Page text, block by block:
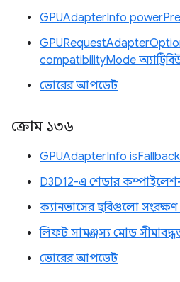
GPUAdapterInfo
compatibilityMode
ভোরের আপডেট
ক্রোম ১৩৬
GPUAdapterInfo
D3D12-এ শেডার
ক্যানভাসের ছবিগুলো
লিফট সামঞ্জস্য মোড
ভোরের আপডেট